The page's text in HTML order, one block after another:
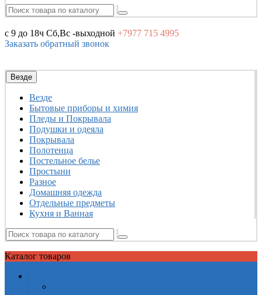
с 9 до 18ч Сб,Вс -выходной +7977 715 4995
Заказать обратный звонок
Везде
Везде
Бытовые приборы и химия
Пледы и Покрывала
Подушки и одеяла
Покрывала
Полотенца
Постельное белье
Простыни
Разное
Домашняя одежда
Отдельные предметы
Кухня и Ванная
Каталог товаров